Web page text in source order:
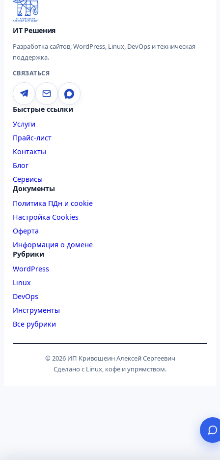
ИТ Решения
Разработка сайтов, WordPress, Linux, DevOps и техническая
поддержка.
СВЯЗАТЬСЯ
Быстрые ссылки
Услуги
Прайс-лист
Контакты
Блог
Сервисы
Документы
Политика ПДн и cookie
Настройка Cookies
Оферта
Информация о домене
Рубрики
WordPress
Linux
DevOps
Инструменты
Все рубрики
© 2026 ИП Кривошеин Алексей Сергеевич
Сделано с Linux, кофе и упрямством.